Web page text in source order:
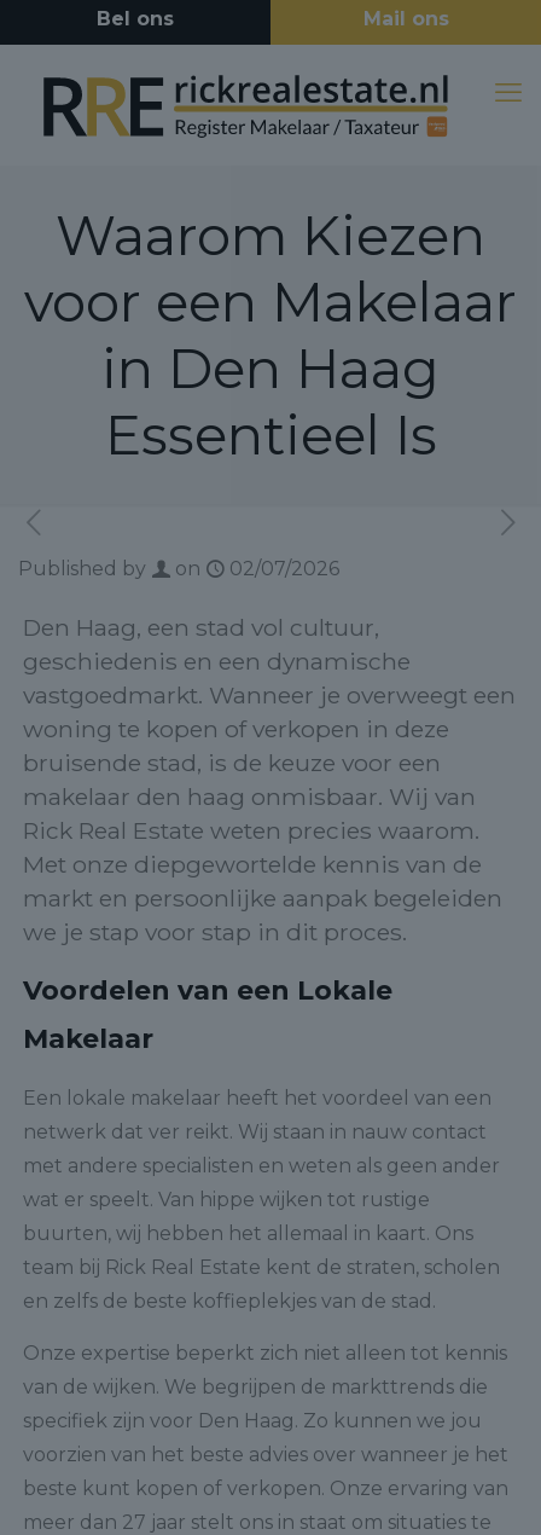
Waarom Kiezen
voor een Makelaar
in Den Haag
Essentieel Is
Published by on 02/07/2026
Den Haag, een stad vol cultuur,
geschiedenis en een dynamische
vastgoedmarkt. Wanneer je overweegt een
woning te kopen of verkopen in deze
bruisende stad, is de keuze voor een
makelaar den haag onmisbaar. Wij van
Rick Real Estate weten precies waarom.
Met onze diepgewortelde kennis van de
markt en persoonlijke aanpak begeleiden
we je stap voor stap in dit proces.
Voordelen van een Lokale
Makelaar
Een lokale makelaar heeft het voordeel van een
netwerk dat ver reikt. Wij staan in nauw contact
met andere specialisten en weten als geen ander
wat er speelt. Van hippe wijken tot rustige
buurten, wij hebben het allemaal in kaart. Ons
team bij Rick Real Estate kent de straten, scholen
en zelfs de beste koffieplekjes van de stad.
Onze expertise beperkt zich niet alleen tot kennis
van de wijken. We begrijpen de markttrends die
specifiek zijn voor Den Haag. Zo kunnen we jou
voorzien van het beste advies over wanneer je het
beste kunt kopen of verkopen. Onze ervaring van
meer dan 27 jaar stelt ons in staat om situaties te